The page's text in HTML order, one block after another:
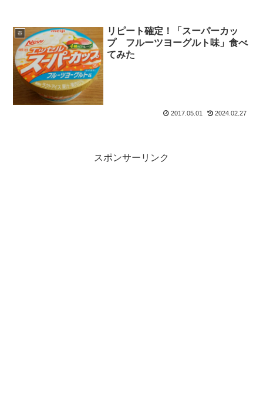
※
リピート確定！「スーパーカッ
プ フルーツヨーグルト味」食べ
てみた
2017.05.01 2024.02.27
スポンサーリンク